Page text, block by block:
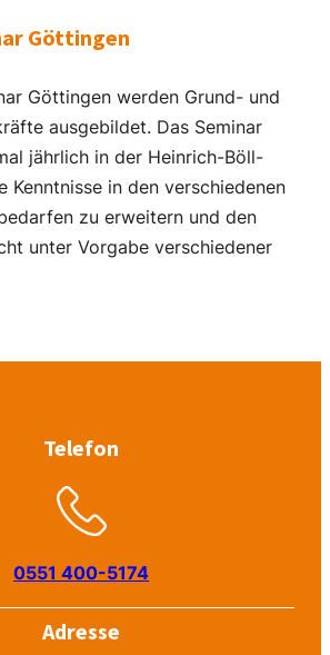
Göttingen
Göttingen werden Grund- und
ausgebildet. Das Seminar
jährlich in der Heinrich-Böll-
Kenntnisse in den verschiedenen
zu erweitern und den
unter Vorgabe verschiedener
Telefon
0551 400-5174
Adresse